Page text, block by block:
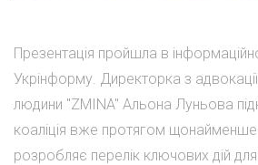
Презентація пройшла в
Укрінформу. Директорка з
людини "ZMINA" Альона Луньова
коаліція вже протягом
розробляє перелік ключових дій